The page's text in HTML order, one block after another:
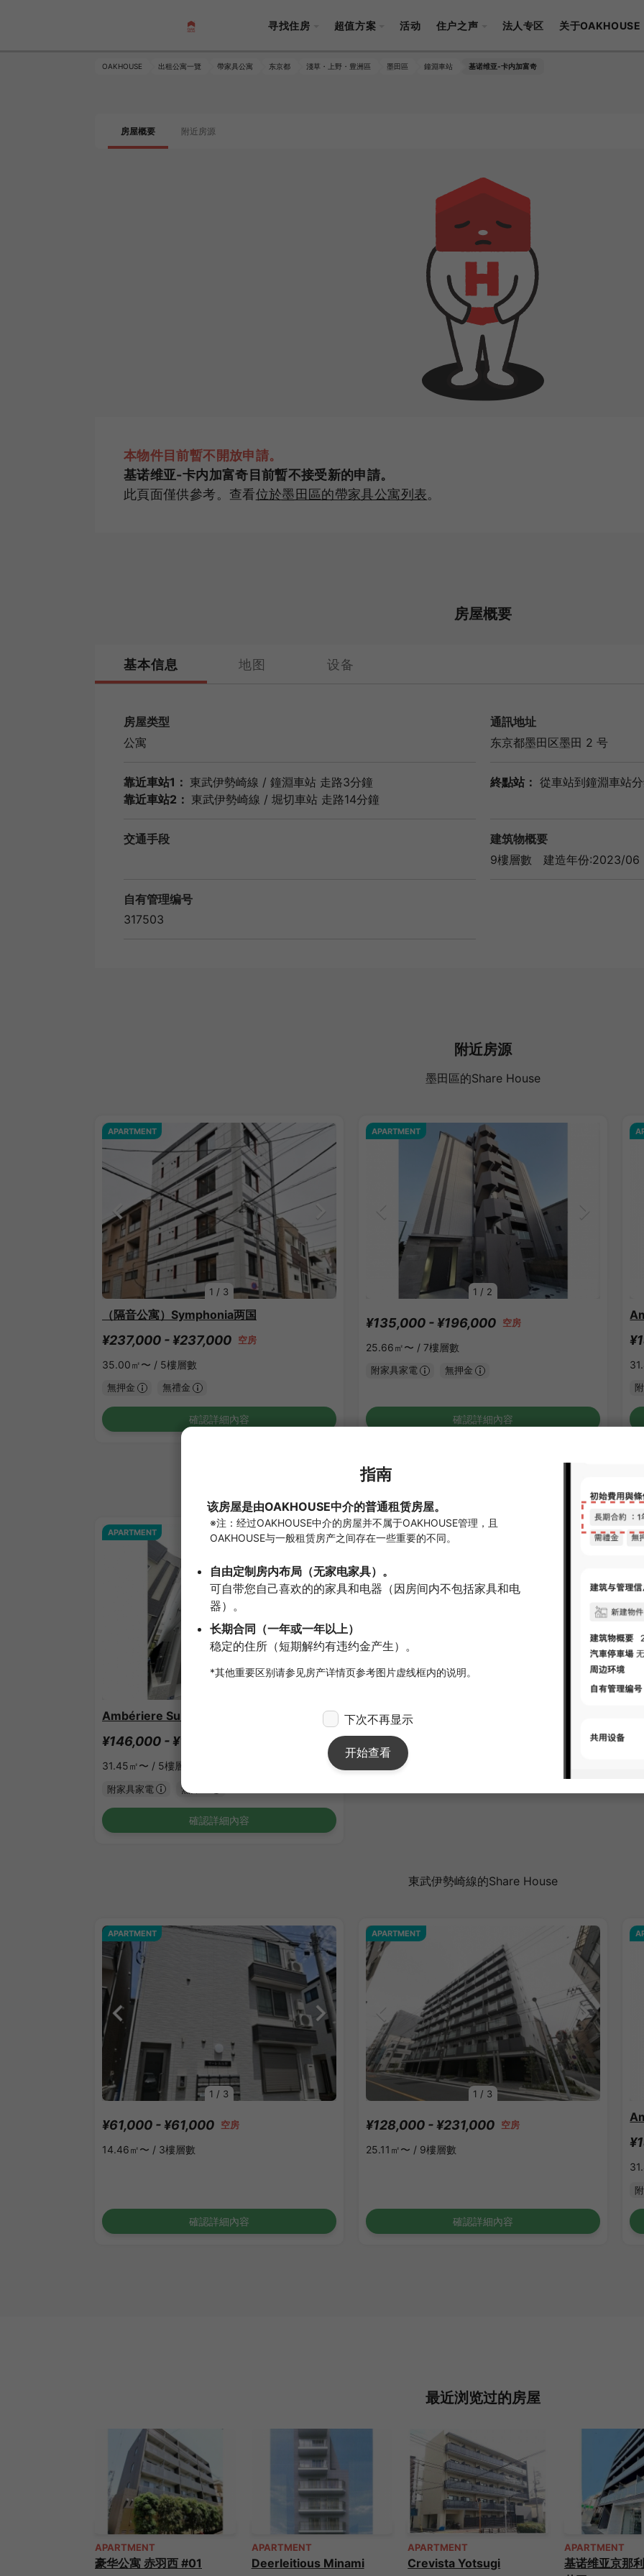
寻找住房 超值方案 活动 住户之声 法人专区 关于OAKHOUSE
OAKHOUSE 出租公寓一覽 帶家具公寓 东京都 淺草・上野・豊洲區 墨田區 鐘淵車站 基诺维亚-卡内加富奇
房屋概要 附近房源
本物件目前暫不開放申請。
基诺维亚-卡内加富奇目前暫不接受新的申請。
此頁面僅供參考。查看位於墨田區的帶家具公寓列表。
房屋概要
基本信息 地图 设备
房屋类型
公寓
通訊地址
东京都墨田区墨田 2 号
靠近車站1： 東武伊勢崎線 / 鐘淵車站 走路3分鐘
靠近車站2： 東武伊勢崎線 / 堀切車站 走路14分鐘
終點站： 從車站到鐘淵車站
交通手段
建筑物概要
9樓層數
建造年份:2023/06
自有管理编号
317503
附近房源
墨田區的Share House
1 / 3
APARTMENT
（隔音公寓）Symphonia两国
¥237,000 - ¥237,000 空房
35.00㎡〜 / 5樓層數
無押金 無禮金
確認詳細內容
1 / 2
APARTMENT
¥135,000 - ¥196,000 空房
25.66㎡〜 /7樓層數
附家具家電 無押金
確認詳細內容
APARTMENT
Ambériere Sumida III
¥146,000 - ¥149,000
31.45㎡〜 / 5樓層數
附家具家電 無押金
確認詳細內容
東武伊勢崎線的Share House
1 / 3
APARTMENT
¥61,000 - ¥61,000 空房
14.46㎡〜 / 3樓層數
確認詳細內容
1 / 3
APARTMENT
¥128,000 - ¥231,000 空房
25.11㎡〜 / 9樓層數
確認詳細內容
最近浏览过的房屋
APARTMENT
豪华公寓 赤羽西 #01
APARTMENT
Deerleitious Minami
APARTMENT
Crevista Yotsugi
APARTMENT
基诺维亚京那